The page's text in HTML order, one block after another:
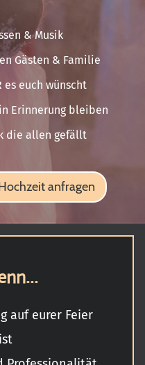
& Musik
Gästen & Familie
es euch wünscht
Erinnerung bleiben
die allen gefällt
anfragen
auf eurer Feier